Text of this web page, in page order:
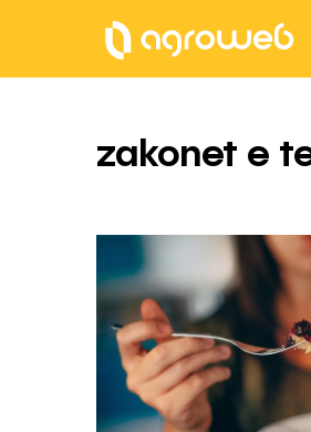
zakonet e